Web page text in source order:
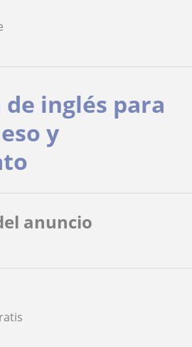
inglés para
y
anuncio